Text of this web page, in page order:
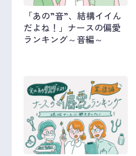
「あの”音”、結構イイん
だよね！」ナースの偏愛
ランキング～音編～